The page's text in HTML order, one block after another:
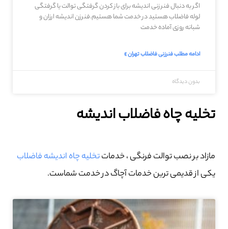
اگر به دنبال فنر زنی اندیشه برای باز کردن گرفتگی توالت یا گرفتگی
لوله فاضلاب هستید در خدمت شما هستیم.فنرزن اندیشه ارزان و
شبانه روزی آماده خدمت
ادامه مطلب فنرزنی فاضلاب تهران »
بدون دیدگاه
تخلیه چاه فاضلاب اندیشه
مازاد بر نصب توالت فرنگی ، خدماتتخلیه چاه اندیشه فاضلاب
یکی از قدیمی ترین خدمات آچاگ در خدمت شماست.